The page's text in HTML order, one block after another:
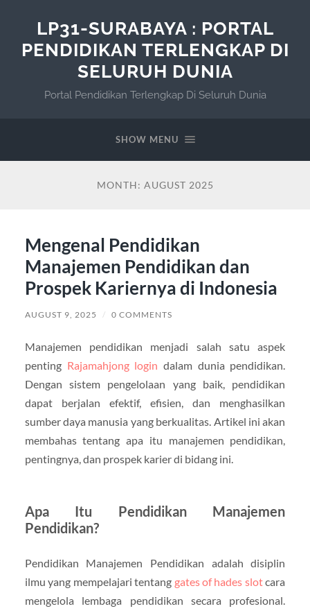
LP31-SURABAYA : PORTAL
PENDIDIKAN TERLENGKAP DI
SELURUH DUNIA
Portal Pendidikan Terlengkap Di Seluruh Dunia
SHOW MENU
MONTH: AUGUST 2025
Mengenal Pendidikan
Manajemen Pendidikan dan
Prospek Kariernya di Indonesia
AUGUST 9, 2025 / 0 COMMENTS
Manajemen pendidikan menjadi salah satu aspek
penting Rajamahjong login dalam dunia pendidikan.
Dengan sistem pengelolaan yang baik, pendidikan
dapat berjalan efektif, efisien, dan menghasilkan
sumber daya manusia yang berkualitas. Artikel ini akan
membahas tentang apa itu manajemen pendidikan,
pentingnya, dan prospek karier di bidang ini.
Apa Itu Pendidikan Manajemen
Pendidikan?
Pendidikan Manajemen Pendidikan adalah disiplin
ilmu yang mempelajari tentang gates of hades slotcara
mengelola lembaga pendidikan secara profesional.